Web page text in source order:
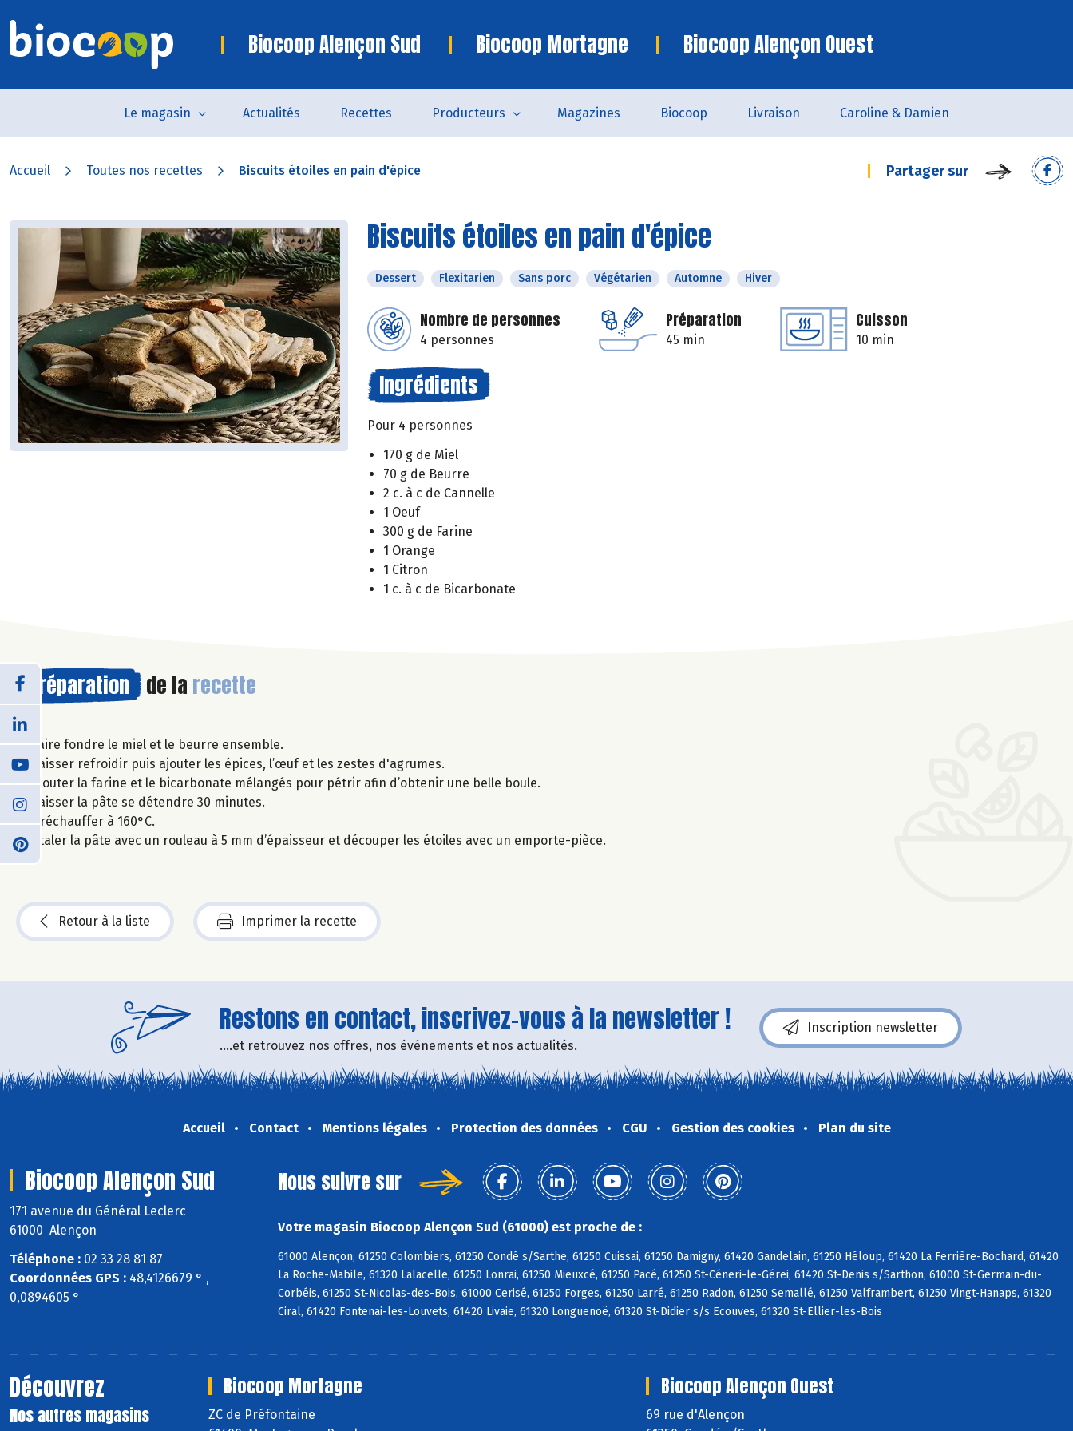
Biocoop Alençon Sud Biocoop Mortagne Biocoop Alençon Ouest
Le magasin Actualités Recettes Producteurs Magazines Biocoop Livraison Caroline & Damien
Accueil Toutes nos recettes Biscuits étoiles en pain d'épice Partager sur
Biscuits étoiles en pain d'épice
Dessert Flexitarien Sans porc Végétarien Automne Hiver
Nombre de personnes
4 personnes
Préparation
45 min
Cuisson
10 min
Ingrédients
Pour 4 personnes
170 g de Miel
70 g de Beurre
2 c. à c de Cannelle
1 Oeuf
300 g de Farine
1 Orange
1 Citron
1 c. à c de Bicarbonate
Préparation de la recette
Faire fondre le miel et le beurre ensemble.
Laisser refroidir puis ajouter les épices, l’œuf et les zestes d'agrumes.
Ajouter la farine et le bicarbonate mélangés pour pétrir afin d’obtenir une belle boule.
Laisser la pâte se détendre 30 minutes.
Préchauffer à 160°C.
Étaler la pâte avec un rouleau à 5 mm d’épaisseur et découper les étoiles avec un emporte-pièce.
Retour à la liste Imprimer la recette
Restons en contact, inscrivez-vous à la newsletter !
....et retrouvez nos offres, nos événements et nos actualités.
Inscription newsletter
Accueil Contact Mentions légales Protection des données CGU Gestion des cookies Plan du site
Biocoop Alençon Sud
171 avenue du Général Leclerc
61000 Alençon
Téléphone : 02 33 28 81 87
Coordonnées GPS : 48,4126679 ° ,
0,0894605 °
Nous suivre sur
Votre magasin Biocoop Alençon Sud (61000) est proche de :
61000 Alençon, 61250 Colombiers, 61250 Condé s/Sarthe, 61250 Cuissai, 61250 Damigny, 61420 Gandelain, 61250 Héloup, 61420 La Ferrière-Bochard, 61420
La Roche-Mabile, 61320 Lalacelle, 61250 Lonrai, 61250 Mieuxcé, 61250 Pacé, 61250 St-Céneri-le-Gérei, 61420 St-Denis s/Sarthon, 61000 St-Germain-du-
Corbéis, 61250 St-Nicolas-des-Bois, 61000 Cerisé, 61250 Forges, 61250 Larré, 61250 Radon, 61250 Semallé, 61250 Valframbert, 61250 Vingt-Hanaps, 61320
Ciral, 61420 Fontenai-les-Louvets, 61420 Livaie, 61320 Longuenoë, 61320 St-Didier s/s Ecouves, 61320 St-Ellier-les-Bois
Découvrez
Nos autres magasins
Biocoop Mortagne
ZC de Préfontaine
Biocoop Alençon Ouest
69 rue d'Alençon